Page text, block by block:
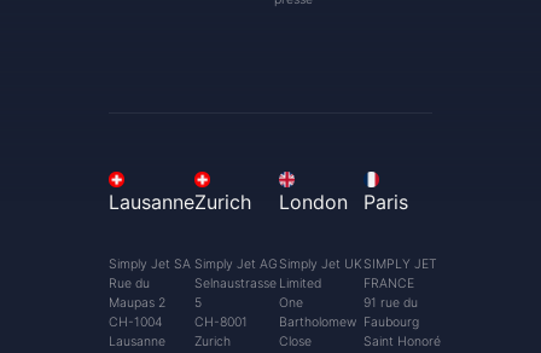
Lausanne
Simply Jet SA
Rue du
Maupas 2
CH-1004
Lausanne
Zurich
Simply Jet AG
Selnaustrasse
5
CH-8001
Zurich
London
Simply Jet UK
Limited
One
Bartholomew
Close
Paris
SIMPLY JET
FRANCE
91 rue du
Faubourg
Saint Honoré